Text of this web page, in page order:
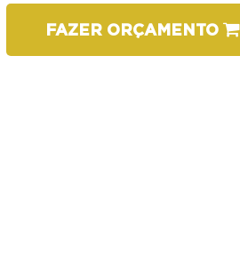
FAZER ORÇAMENTO